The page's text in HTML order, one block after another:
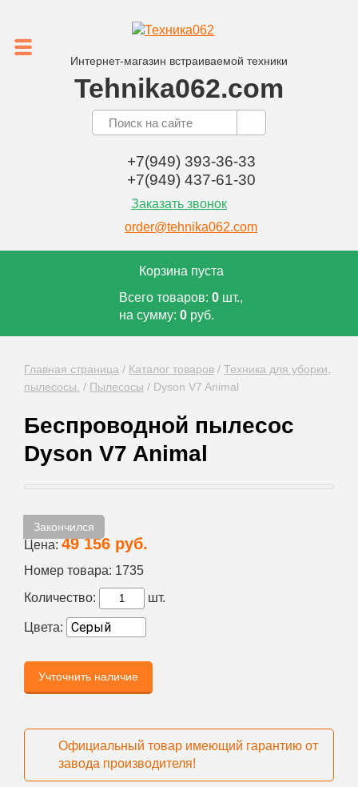
Интернет-магазин встраиваемой техники
Tehnika062.com
+7(949) 393-36-33
+7(949) 437-61-30
Заказать звонок
order@tehnika062.com
Корзина пуста
Всего товаров: 0 шт.,
на сумму: 0 руб.
Главная страница / Каталог товаров / Техника для уборки,
пылесосы. / Пылесосы / Dyson V7 Animal
Беспроводной пылесос
Dyson V7 Animal
Закончился
Цена: 49 156 руб.
Номер товара: 1735
Количество:
шт.
Цвета:
Учточнить наличие
Официальный товар имеющий гарантию от
завода производителя!